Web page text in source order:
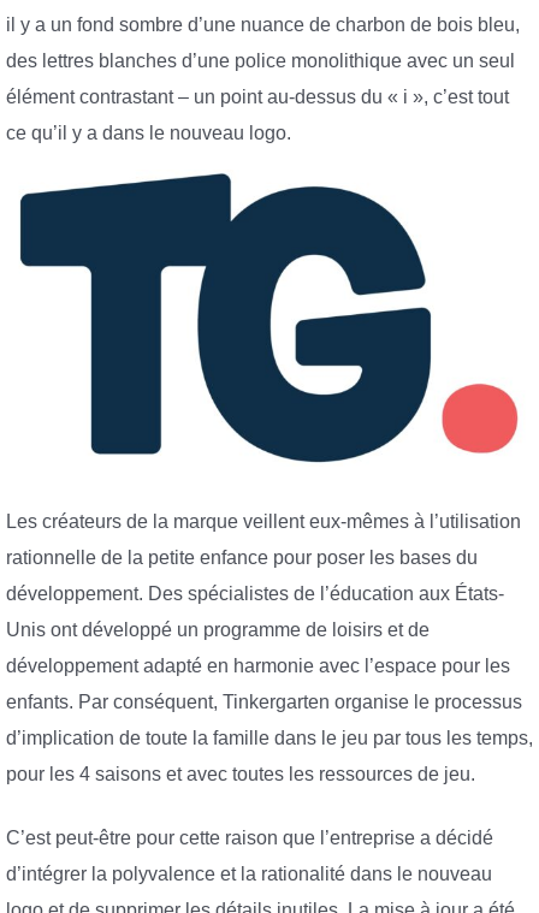
il y a un fond sombre d’une nuance de charbon de bois bleu,
des lettres blanches d’une police monolithique avec un seul
élément contrastant – un point au-dessus du « i », c’est tout
ce qu’il y a dans le nouveau logo.
Les créateurs de la marque veillent eux-mêmes à l’utilisation
rationnelle de la petite enfance pour poser les bases du
développement. Des spécialistes de l’éducation aux États-
Unis ont développé un programme de loisirs et de
développement adapté en harmonie avec l’espace pour les
enfants. Par conséquent, Tinkergarten organise le processus
d’implication de toute la famille dans le jeu par tous les temps,
pour les 4 saisons et avec toutes les ressources de jeu.
C’est peut-être pour cette raison que l’entreprise a décidé
d’intégrer la polyvalence et la rationalité dans le nouveau